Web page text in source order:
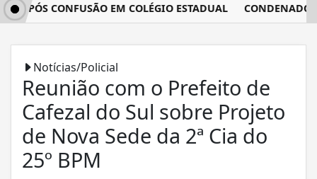
CONFUSÃO EM COLÉGIO ESTADUAL CONDENADO
Notícias/Policial
Reunião com o Prefeito de
Cafezal do Sul sobre Projeto
de Nova Sede da 2ª Cia do
25º BPM